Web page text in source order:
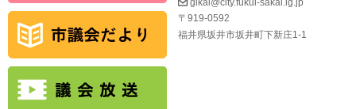
gikai@city.fukui-sakai.lg.jp
〒919-0592
福井県坂井市坂井町下新庄1-1